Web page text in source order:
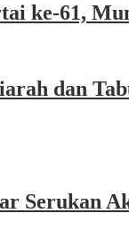
ke-61,
dan
Serukan